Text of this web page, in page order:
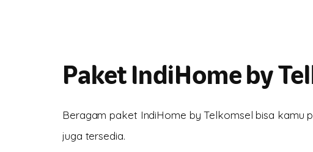
Paket IndiHome by
Beragam paket IndiHome by Telkomsel bisa kamu
juga tersedia.